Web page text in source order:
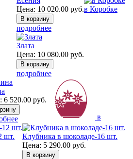
Цена: 10 020.00 руб.
подробнее
Злата
Цена: 10 080.00 руб.
подробнее
6 520.00 руб.
шт.
Клубника в шоколаде-16 шт.
Цена: 5 290.00 руб.
в Коробке
в